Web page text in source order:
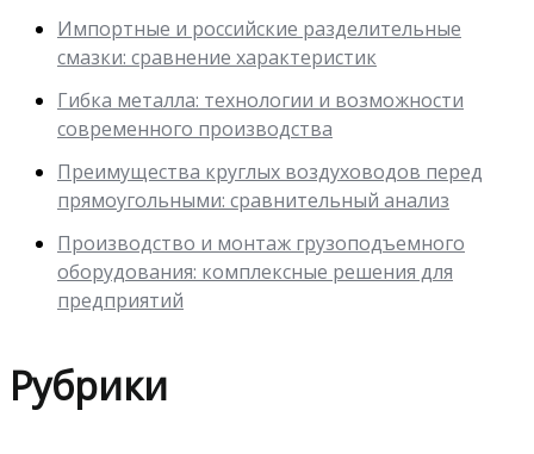
Импортные и российские разделительные
смазки: сравнение характеристик
Гибка металла: технологии и возможности
современного производства
Преимущества круглых воздуховодов перед
прямоугольными: сравнительный анализ
Производство и монтаж грузоподъемного
оборудования: комплексные решения для
предприятий
Рубрики